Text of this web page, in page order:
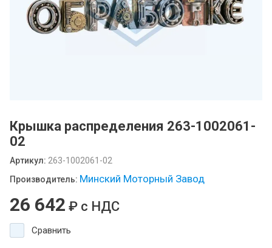
Крышка распределения 263-1002061-
02
Артикул: 263-1002061-02
Производитель: Минский Моторный Завод
26 642 ₽ с НДС
Сравнить